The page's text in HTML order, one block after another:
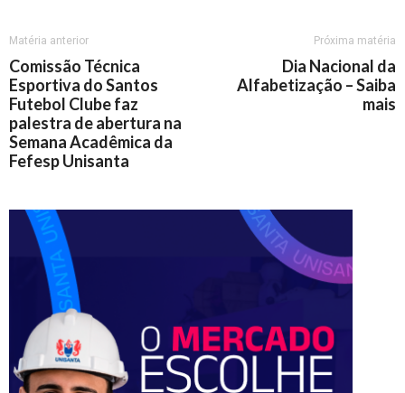
Matéria anterior
Comissão Técnica
Esportiva do Santos
Futebol Clube faz
palestra de abertura na
Semana Acadêmica da
Fefesp Unisanta
Próxima matéria
Dia Nacional da
Alfabetização – Saiba
mais